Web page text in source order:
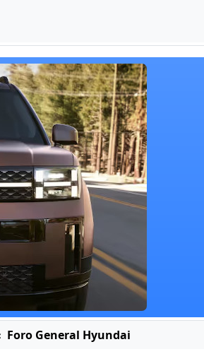
Foro General Hyundai